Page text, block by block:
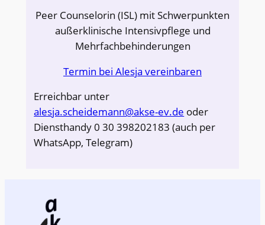
Peer Counselorin (ISL) mit Schwerpunkten
außerklinische Intensivpflege und
Mehrfachbehinderungen
Termin bei Alesja vereinbaren
Erreichbar unter
alesja.scheidemann@akse-ev.de oder
Diensthandy 0 30 398202183 (auch per
WhatsApp, Telegram)